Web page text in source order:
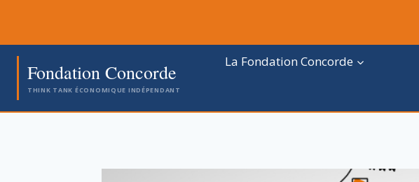
contenu
Fondation Concorde
THINK TANK ÉCONOMIQUE INDÉPENDANT
La Fondation Concorde